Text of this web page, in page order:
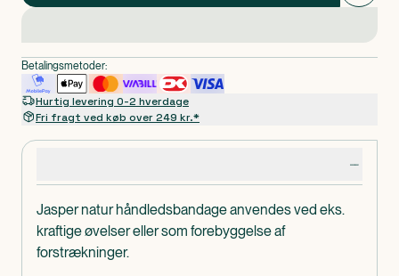
Jasper natur håndledsbandage anvendes ved eks.
kraftige øvelser eller som forebyggelse af
forstrækninger.
Betalingsmetoder:
Hurtig levering 0-2 hverdage
Fri fragt ved køb over 249 kr.*